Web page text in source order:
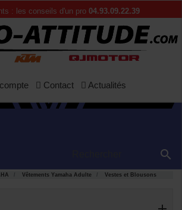
: les conseils d'un pro 04.93.09.22.39
Contact Actualités

Vêtements Yamaha Adulte Vestes et Blousons